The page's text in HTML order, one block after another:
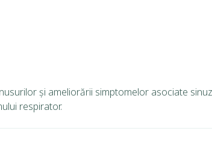
și ameliorării simptomelor asociate
respirator.